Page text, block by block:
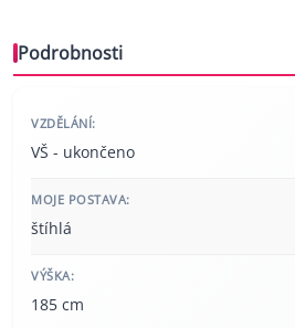
Podrobnosti
VZDĚLÁNÍ:
VŠ - ukončeno
MOJE POSTAVA:
štíhlá
VÝŠKA:
185 cm